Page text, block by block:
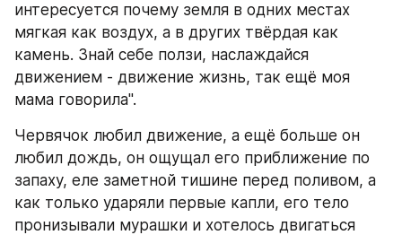
интересуется почему земля в одних местах
мягкая как воздух, а в других твёрдая как
камень. Знай себе ползи, наслаждайся
движением - движение жизнь, так ещё моя
мама говорила".
Червячок любил движение, а ещё больше он
любил дождь, он ощущал его приближение по
запаху, еле заметной тишине перед поливом, а
как только ударяли первые капли, его тело
пронизывали мурашки и хотелось двигаться